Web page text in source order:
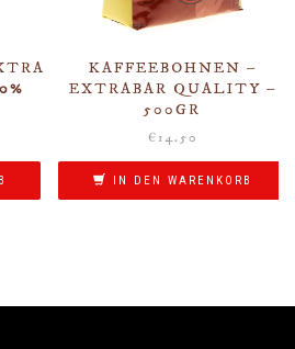
KAFFEEBOHNEN –
EXTRABAR QUALITY –
500GR
€ 14.50
IN DEN WARENKORB